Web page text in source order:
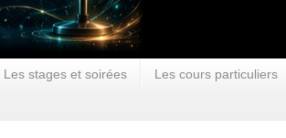
Les stages et soirées Les cours particuliers